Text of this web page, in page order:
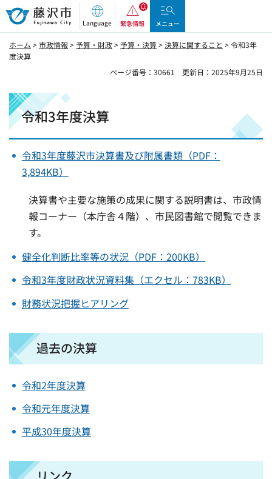
藤沢市
Language 緊急情報 メニュー
ホーム >市政情報 >予算・財政>予算・決算>決算に関すること > 令和3年
度決算
ページ番号：30661
更新日：2025年9月25日
令和3年度決算
令和3年度藤沢市決算書及び附属書類（PDF：
3,894KB）
決算書や主要な施策の成果に関する説明書は、市政情
報コーナー（本庁舎４階）、市民図書館で閲覧できま
す。
健全化判断比率等の状況（PDF：200KB）
令和3年度財政状況資料集（エクセル：783KB）
財務状況把握ヒアリング
過去の決算
令和2年度決算
令和元年度決算
平成30年度決算